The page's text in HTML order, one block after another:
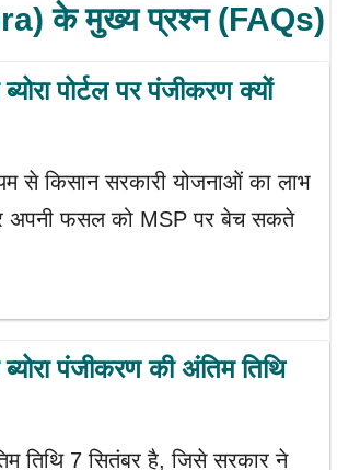
के मुख्य प्रश्न (FAQs)
पोर्टल पर पंजीकरण क्यों
से किसान सरकारी योजनाओं का लाभ
अपनी फसल को MSP पर बेच सकते
पंजीकरण की अंतिम तिथि
तिथि 7 सितंबर है, जिसे सरकार ने